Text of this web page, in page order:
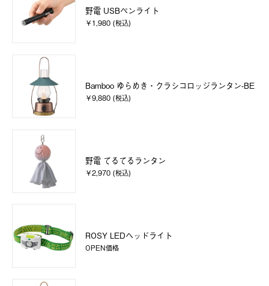
野電 USBペンライト
￥1,980 (税込)
Bamboo ゆらめき・クラシコロッジランタン-BE
￥9,880 (税込)
野電 てるてるランタン
￥2,970 (税込)
ROSY LEDヘッドライト
OPEN価格